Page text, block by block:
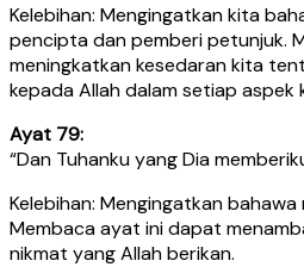
Kelebihan: Mengingatkan kita
pencipta dan pemberi petunjuk.
meningkatkan kesedaran kita
kepada Allah dalam setiap aspek
Ayat 79:
“Dan Tuhanku yang Dia
Kelebihan: Mengingatkan
Membaca ayat ini dapat
nikmat yang Allah berikan.